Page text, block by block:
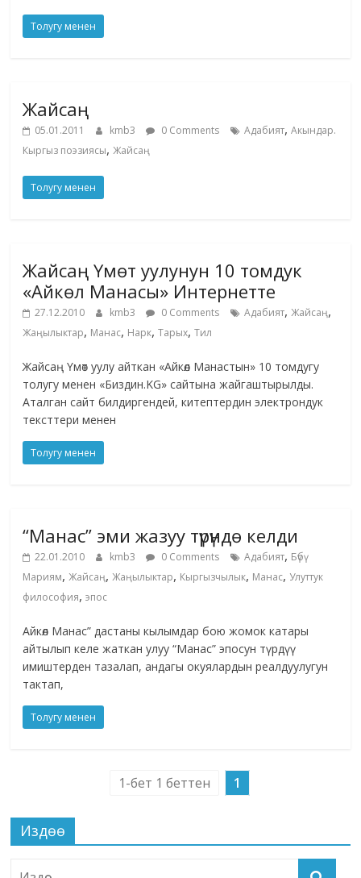
Толугу менен
Жайсаң
05.01.2011 kmb3 0 Comments Адабият,Акындар.
Кыргыз поэзиясы,Жайсаң
Толугу менен
Жайсаң Үмөт уулунун 10 томдук
«Айкөл Манасы» Интернетте
27.12.2010 kmb3 0 Comments Адабият,Жайсаң,
Жаңылыктар, Манас, Нарк,Тарых,Тил
Жайсаң Үмөт уулу айткан «Айкөл Манастын» 10 томдугу
толугу менен «Биздин.KG» сайтына жайгаштырылды.
Аталган сайт билдиргендей, китептердин электрондук
тексттери менен
Толугу менен
“Манас” эми жазуу түрүндө келди
22.01.2010 kmb3 0 Comments Адабият, Бүбү
Мариям,Жайсаң,Жаңылыктар, Кыргызчылык, Манас, Улуттук
философия,эпос
Айкөл Манас” дастаны кылымдар бою жомок катары
айтылып келе жаткан улуу “Манас” эпосун түрдүү
имиштерден тазалап, андагы окуялардын реалдуулугун
тактап,
Толугу менен
1-бет 1 беттен 1
Издөө